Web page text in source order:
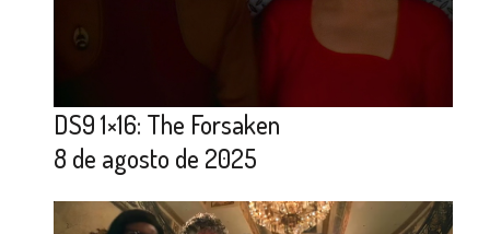
DS9 1×16: The Forsaken
8 de agosto de 2025